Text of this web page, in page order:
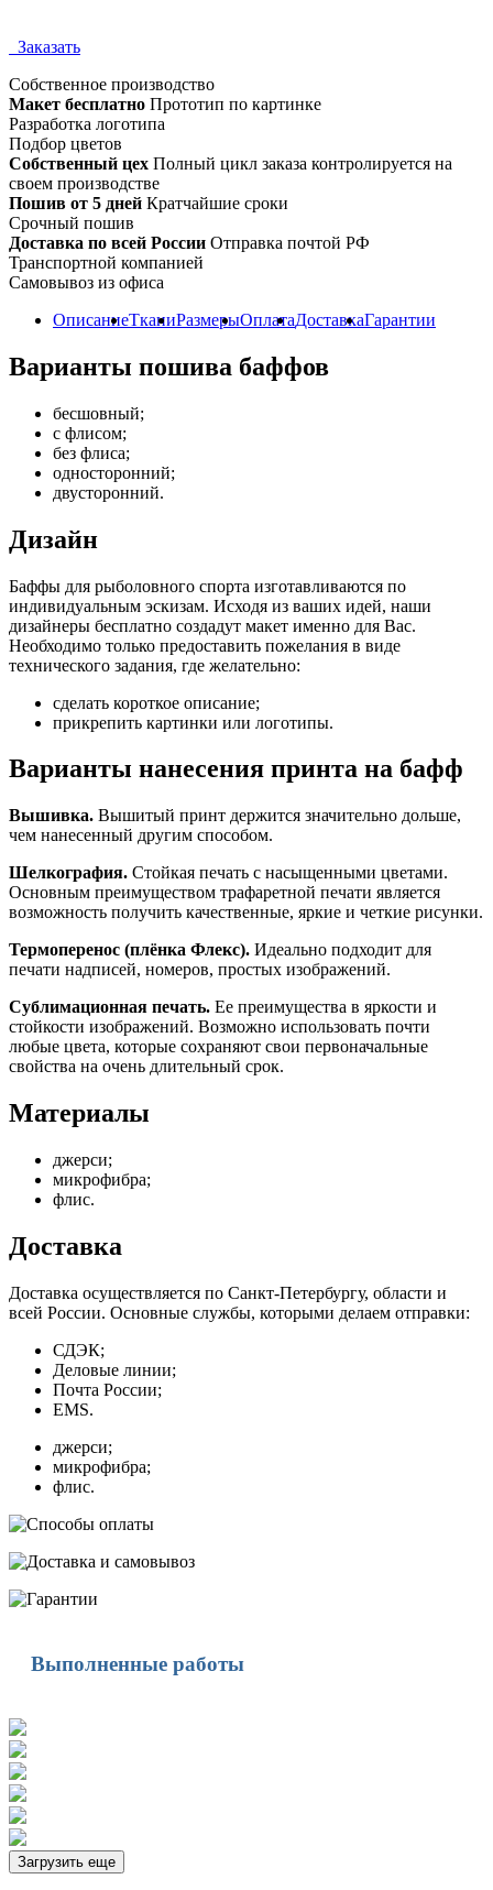
Заказать
Собственное производство
Макет бесплатно Прототип по картинке
Разработка логотипа
Подбор цветов
Собственный цех Полный цикл заказа контролируется на
своем производстве
Пошив от 5 дней Кратчайшие сроки
Срочный пошив
Доставка по всей России Отправка почтой РФ
Транспортной компанией
Самовывоз из офиса
ОписаниеТканиРазмерыОплатаДоставкаГарантии
Варианты пошива баффов
бесшовный;
с флисом;
без флиса;
односторонний;
двусторонний.
Дизайн
Баффы для рыболовного спорта изготавливаются по
индивидуальным эскизам. Исходя из ваших идей, наши
дизайнеры бесплатно создадут макет именно для Вас.
Необходимо только предоставить пожелания в виде
технического задания, где желательно:
сделать короткое описание;
прикрепить картинки или логотипы.
Варианты нанесения принта на бафф
Вышивка. Вышитый принт держится значительно дольше,
чем нанесенный другим способом.
Шелкография. Стойкая печать с насыщенными цветами.
Основным преимуществом трафаретной печати является
возможность получить качественные, яркие и четкие рисунки.
Термоперенос (плёнка Флекс). Идеально подходит для
печати надписей, номеров, простых изображений.
Сублимационная печать. Ее преимущества в яркости и
стойкости изображений. Возможно использовать почти
любые цвета, которые сохраняют свои первоначальные
свойства на очень длительный срок.
Материалы
джерси;
микрофибра;
флис.
Доставка
Доставка осуществляется по Санкт-Петербургу, области и
всей России. Основные службы, которыми делаем отправки:
СДЭК;
Деловые линии;
Почта России;
EMS.
джерси;
микрофибра;
флис.
Выполненные работы
Загрузить еще